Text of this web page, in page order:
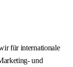
für internationale
und